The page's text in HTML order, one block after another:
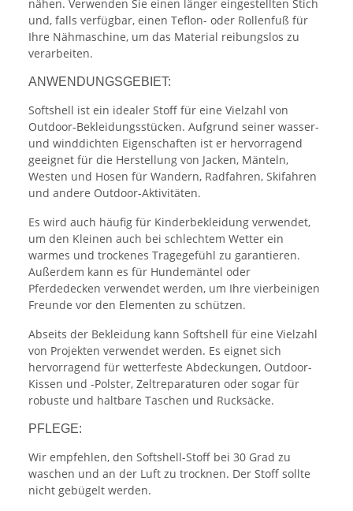
nähen. Verwenden Sie einen länger eingestellten Stich
und, falls verfügbar, einen Teflon- oder Rollenfuß für
Ihre Nähmaschine, um das Material reibungslos zu
verarbeiten.
ANWENDUNGSGEBIET:
Softshell ist ein idealer Stoff für eine Vielzahl von
Outdoor-Bekleidungsstücken. Aufgrund seiner wasser-
und winddichten Eigenschaften ist er hervorragend
geeignet für die Herstellung von Jacken, Mänteln,
Westen und Hosen für Wandern, Radfahren, Skifahren
und andere Outdoor-Aktivitäten.
Es wird auch häufig für Kinderbekleidung verwendet,
um den Kleinen auch bei schlechtem Wetter ein
warmes und trockenes Tragegefühl zu garantieren.
Außerdem kann es für Hundemäntel oder
Pferdedecken verwendet werden, um Ihre vierbeinigen
Freunde vor den Elementen zu schützen.
Abseits der Bekleidung kann Softshell für eine Vielzahl
von Projekten verwendet werden. Es eignet sich
hervorragend für wetterfeste Abdeckungen, Outdoor-
Kissen und -Polster, Zeltreparaturen oder sogar für
robuste und haltbare Taschen und Rucksäcke.
PFLEGE:
Wir empfehlen, den Softshell-Stoff bei 30 Grad zu
waschen und an der Luft zu trocknen. Der Stoff sollte
nicht gebügelt werden.